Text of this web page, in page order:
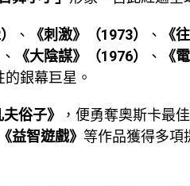
、 《刺激》（1973） 、 《
、 《大陰謀》（1976） 、 《
銀幕巨星。
夫俗子》
，便勇奪奧斯卡最
《益智遊戲》 等作品獲得多項